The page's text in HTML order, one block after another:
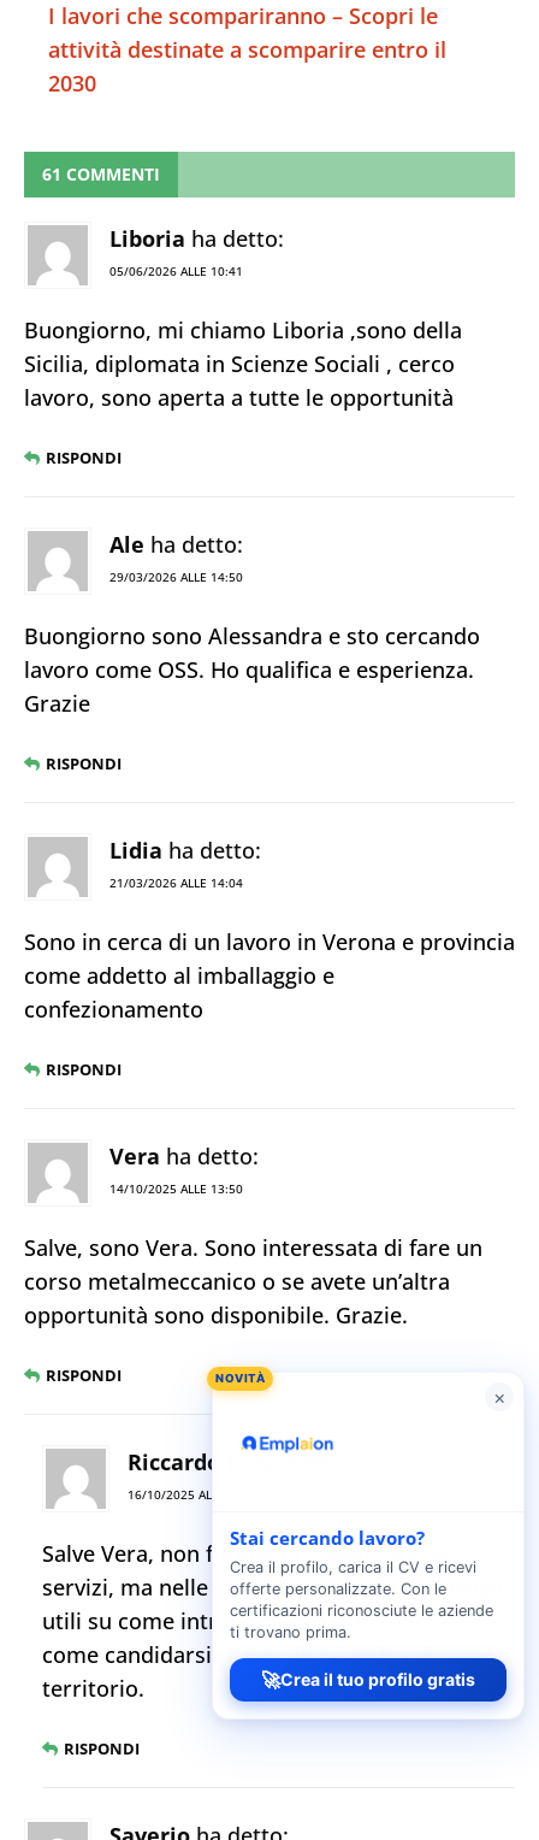
NOVITÀ
×
Stai cercando lavoro?
Crea il profilo, carica il CV e ricevi
offerte personalizzate. Con le
certificazioni riconosciute le aziende
ti trovano prima.
🚀Crea il tuo profilo gratis
I lavori che scompariranno – Scopri le
attività destinate a scomparire entro il
2030
61 COMMENTI
Liboria ha detto:
05/06/2026 ALLE 10:41
Buongiorno, mi chiamo Liboria ,sono della
Sicilia, diplomata in Scienze Sociali , cerco
lavoro, sono aperta a tutte le opportunità
RISPONDI
Ale ha detto:
29/03/2026 ALLE 14:50
Buongiorno sono Alessandra e sto cercando
lavoro come OSS. Ho qualifica e esperienza.
Grazie
RISPONDI
Lidia ha detto:
21/03/2026 ALLE 14:04
Sono in cerca di un lavoro in Verona e provincia
come addetto al imballaggio e
confezionamento
RISPONDI
Vera ha detto:
14/10/2025 ALLE 13:50
Salve, sono Vera. Sono interessata di fare un
corso metalmeccanico o se avete un’altra
opportunità sono disponibile. Grazie.
RISPONDI
Riccardo D. ha detto:
16/10/2025 ALLE 13:02
Salve Vera, non forniamo questo tipo di
servizi, ma nelle guide sono presenti consigli
utili su come intraprendere la carriera e
come candidarsi presso le aziende sul
territorio.
RISPONDI